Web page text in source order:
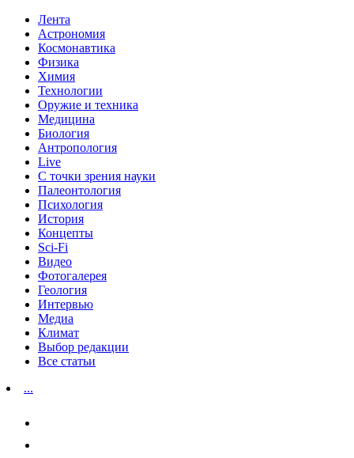
Лента
Астрономия
Космонавтика
Физика
Химия
Технологии
Оружие и техника
Медицина
Биология
Антропология
Live
С точки зрения науки
Палеонтология
Психология
История
Концепты
Sci-Fi
Видео
Фотогалерея
Геология
Интервью
Медиа
Климат
Выбор редакции
Все статьи
...